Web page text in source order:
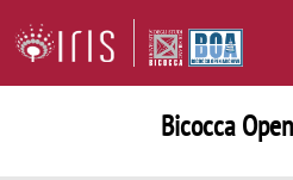
Bicocca